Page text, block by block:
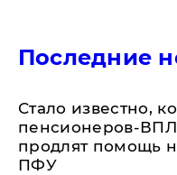
Последние
Стало известно,
пенсионеров-ВПЛ
продлят помощь
ПФУ